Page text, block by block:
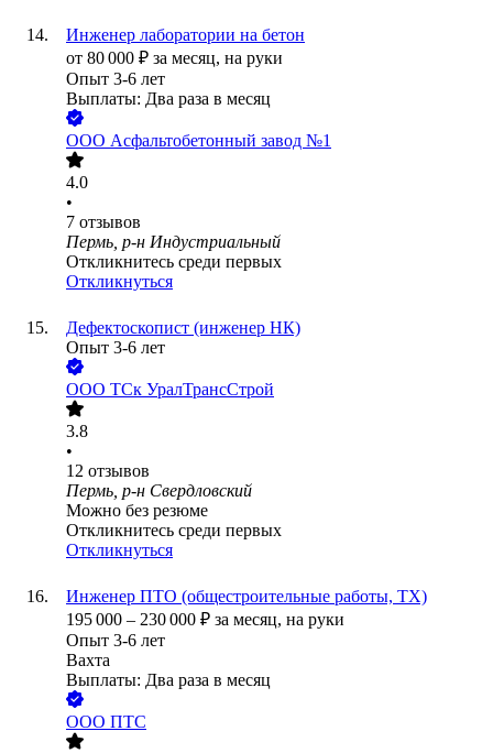
Инженер лаборатории на бетон
от 80 000 ₽ за месяц, на руки
Опыт 3-6 лет
Выплаты: Два раза в месяц
ООО Асфальтобетонный завод №1
4.0
•
7 отзывов
Пермь, р-н Индустриальный
Откликнитесь среди первых
Откликнуться
Дефектоскопист (инженер НК)
Опыт 3-6 лет
ООО ТСк УралТрансСтрой
3.8
•
12 отзывов
Пермь, р-н Свердловский
Можно без резюме
Откликнитесь среди первых
Откликнуться
Инженер ПТО (общестроительные работы, ТХ)
195 000 – 230 000 ₽ за месяц, на руки
Опыт 3-6 лет
Вахта
Выплаты: Два раза в месяц
ООО ПТС